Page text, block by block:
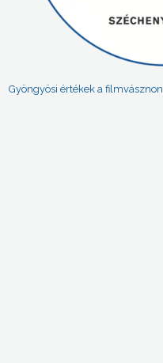
Gyöngyösi értékek a filmvásznon